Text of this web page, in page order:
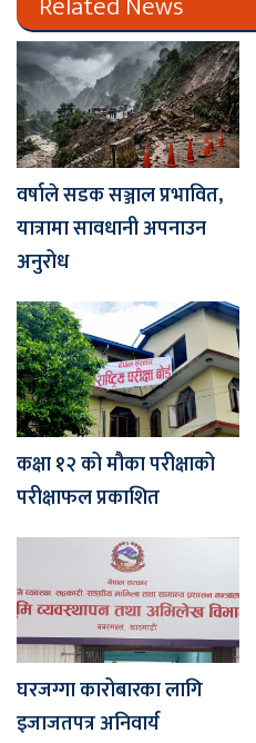
वर्षाले सडक सञ्जाल प्रभावित,
यात्रामा सावधानी अपनाउन
अनुरोध
कक्षा १२ को मौका परीक्षाको
परीक्षाफल प्रकाशित
घरजग्गा कारोबारका लागि
इजाजतपत्र अनिवार्य